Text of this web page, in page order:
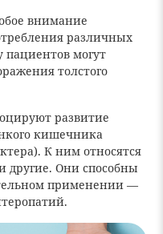
внимание
различных
пациентов могут
толстого
развитие
кишечника
К ним относятся
Они способны
применении —